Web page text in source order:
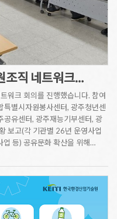
조직 네트워크…
크 회의를 진행했습니다. 참여
특별시자원봉사센터, 광주청년센
공유센터, 광주재능기부센터, 광
보고(각 기관별 26년 운영사업
업 등) 공유문화 확산을 위해…